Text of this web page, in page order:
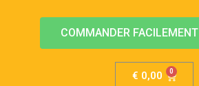
COMMANDER
€ 0,00